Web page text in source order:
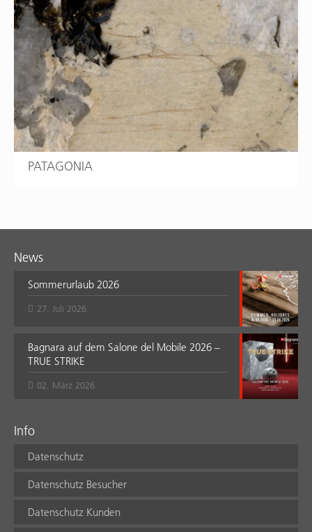
PATAGONIA
News
Sommerurlaub 2026
27. Juli 2026
Bagnara auf dem Salone del Mobile 2026 –
TRUE STRIKE
02. März 2026
Info
Datenschutz
Datenschutz Besucher
Datenschutz Kunden